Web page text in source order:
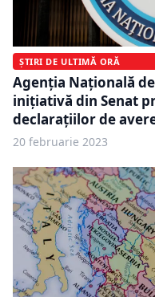
ȘTIRI DE ULTIMĂ ORĂ
Agenţia Naţională
iniţiativă din Senat
declaraţiilor de
20 februarie 2023